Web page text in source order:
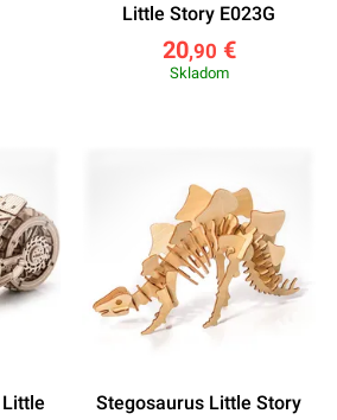
Little Story E023G
20,90 €
Skladom
Stegosaurus Little Story